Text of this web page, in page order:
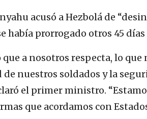
acusó a Hezbolá de
había prorrogado otros 45
a nosotros respecta, lo
nuestros soldados y la
el primer ministro.
que acordamos con